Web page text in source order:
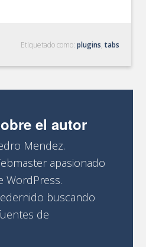
Etiquetado como: plugins, tabs
el autor
Mendez.
apasionado
WordPress.
buscando
de